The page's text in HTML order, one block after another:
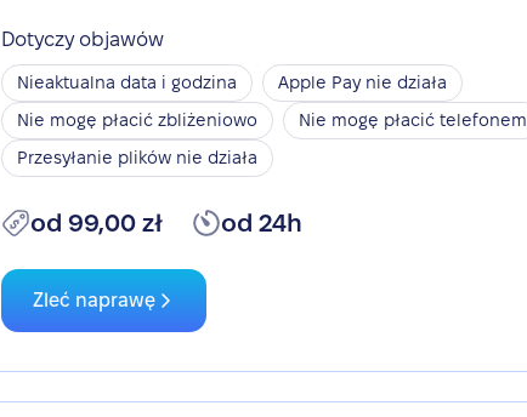
Dotyczy objawów
Nieaktualna data i godzina
Apple Pay nie działa
Nie mogę płacić zbliżeniowo
Nie mogę płacić telefonem
Przesyłanie plików nie działa
od 99,00 zł od 24h
Zleć naprawę